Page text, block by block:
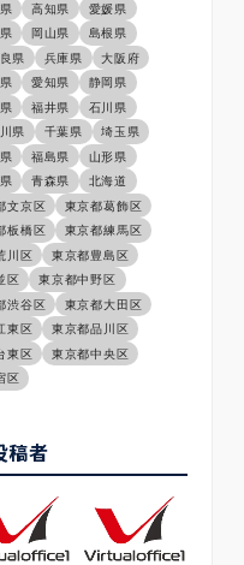
高知県
愛媛県
岡山県
島根県
県 兵庫県
大阪府
愛知県
静岡県
福井県
石川県
県 千葉県
埼玉県
福島県
山形県
青森県
北海道
文京区
東京都葛飾区
板橋区
東京都練馬区
川区
東京都豊島区
区
東京都中野区
渋谷区
東京都大田区
東区
東京都品川区
東区
東京都中央区
区
稿者